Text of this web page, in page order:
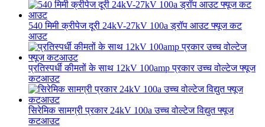
540 मिमी क्रीपेज दूरी 24kV-27kV 100a ड्रॉप आउट फ्यूज कट
आउट
प्रतिस्पर्धी कीमतों के साथ 12kV 100amp प्रकार उच्च वोल्टेज फ्यूज
कटआउट
सिरेमिक सामग्री प्रकार 24kV 100a उच्च वोल्टेज विद्युत फ्यूज
कटआउट